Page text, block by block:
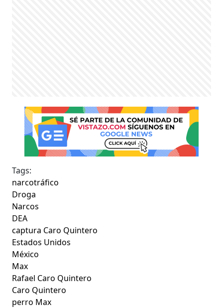
Tags:
narcotráfico
Droga
Narcos
DEA
captura Caro Quintero
Estados Unidos
México
Max
Rafael Caro Quintero
Caro Quintero
perro Max